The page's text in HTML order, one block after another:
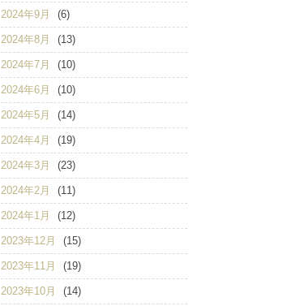
2024年9月 (6)
2024年8月 (13)
2024年7月 (10)
2024年6月 (10)
2024年5月 (14)
2024年4月 (19)
2024年3月 (23)
2024年2月 (11)
2024年1月 (12)
2023年12月 (15)
2023年11月 (19)
2023年10月 (14)